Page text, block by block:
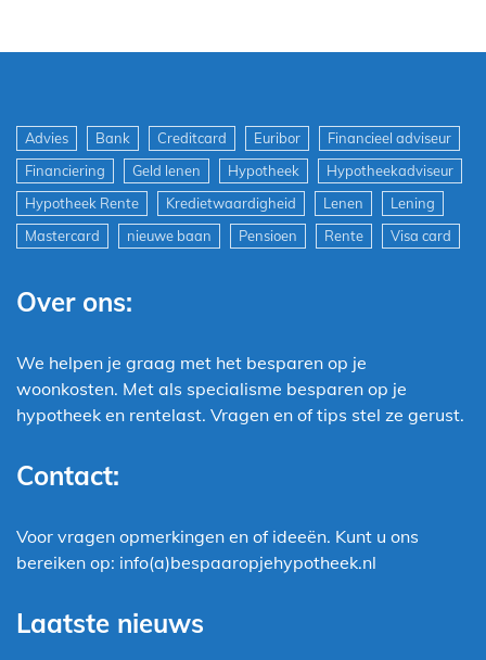
Advies Bank Creditcard Euribor
Financieel adviseur
Financiering
Geld lenen Hypotheek
Hypotheekadviseur
Hypotheek Rente
Kredietwaardigheid Lenen
Lening
Mastercard
nieuwe baan Pensioen Rente Visa card
Over ons:
We helpen je graag met het besparen op je
woonkosten. Met als specialisme besparen op je
hypotheek en rentelast. Vragen en of tips stel ze gerust.
Contact:
Voor vragen opmerkingen en of ideeën. Kunt u ons
bereiken op: info(a)bespaaropjehypotheek.nl
Laatste nieuws